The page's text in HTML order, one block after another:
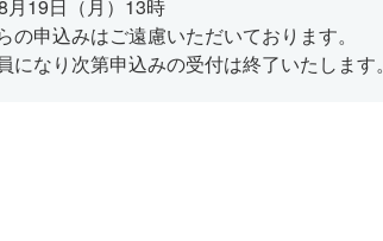
月19日（月）13時
申込みはご遠慮いただいております。
なり次第申込みの受付は終了いたします。